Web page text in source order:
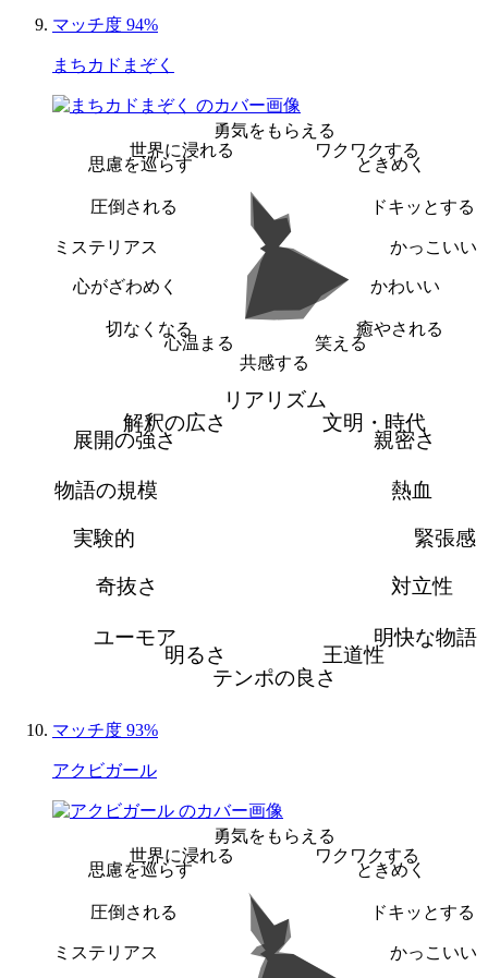
マッチ度 94%
まちカドまぞく
勇気をもらえる
ワクワクする
ときめく
ドキッとする
かっこいい
かわいい
癒やされる
笑える
共感する
心温まる
切なくなる
心がざわめく
ミステリアス
圧倒される
思慮を巡らす
世界に浸れる
リアリズム
文明・時代
親密さ
熱血
緊張感
対立性
明快な物語
王道性
テンポの良さ
明るさ
ユーモア
奇抜さ
実験的
物語の規模
展開の強さ
解釈の広さ
マッチ度 93%
アクビガール
勇気をもらえる
ワクワクする
ときめく
ドキッとする
かっこいい
ミステリアス
圧倒される
思慮を巡らす
世界に浸れる